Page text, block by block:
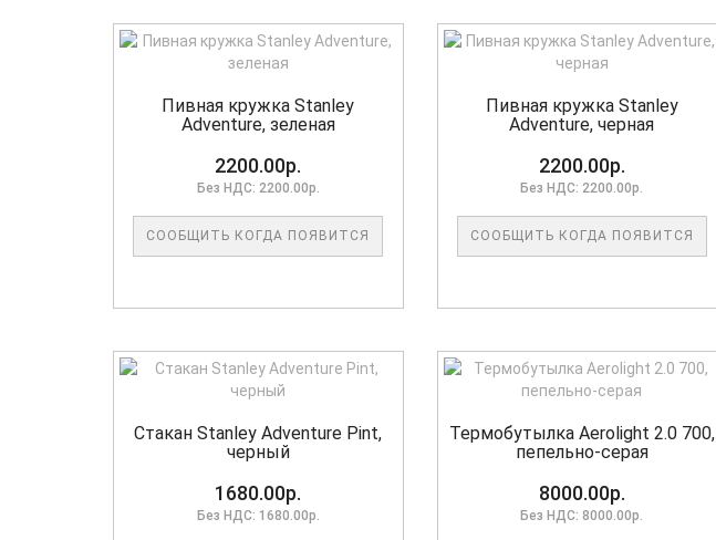
Пивная кружка Stanley
Adventure, зеленая
2200.00р.
Без НДС: 2200.00р.
СООБЩИТЬ КОГДА ПОЯВИТСЯ
Пивная кружка Stanley
Adventure, черная
2200.00р.
Без НДС: 2200.00р.
СООБЩИТЬ КОГДА ПОЯВИТСЯ
Стакан Stanley Adventure Pint,
черный
1680.00р.
Без НДС: 1680.00р.
Термобутылка Aerolight 2.0 700,
пепельно-серая
8000.00р.
Без НДС: 8000.00р.